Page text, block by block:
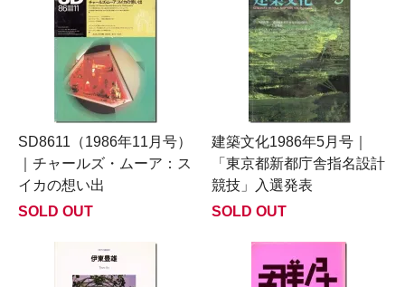
SD8611（1986年11月号）
｜チャールズ・ムーア：ス
イカの想い出
SOLD OUT
建築文化1986年5月号｜
「東京都新都庁舎指名設計
競技」入選発表
SOLD OUT